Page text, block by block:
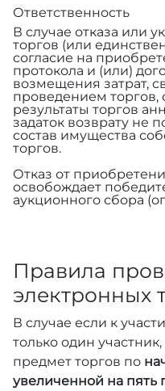
Ответственность
В случае отказа или
торгов (или
согласие на
протокола и (или)
возмещения затрат,
проведением торгов,
результаты торгов
задаток возврату не
состав имущества
торгов.
Отказ от
освобождает
аукционного сбора
Правила
электронных
В случае если к
только один
предмет торгов по
увеличенной на пять